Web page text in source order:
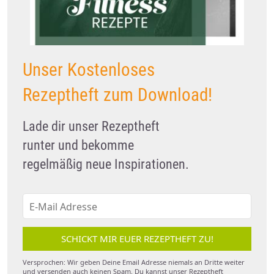
Unser Kostenloses
Rezeptheft zum Download!
Lade dir unser Rezeptheft
runter und bekomme
regelmäßig neue Inspirationen.
SCHICKT MIR EUER REZEPTHEFT ZU!
Versprochen: Wir geben Deine Email Adresse niemals an Dritte weiter
und versenden auch keinen Spam. Du kannst unser Rezeptheft